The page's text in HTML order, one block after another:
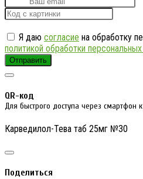
Я даю согласие на обработку
политикой обработки
Отправить
QR-код
Для быстрого доступа через смартфон
Карведилол-Тева таб 25мг №30
Поделиться